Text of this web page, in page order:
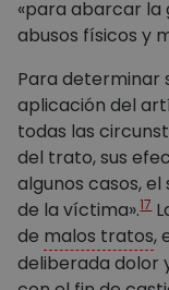
«para abarcar la
abusos físicos y
Para determinar
aplicación del
todas las
del trato, sus
algunos casos,
de la víctima».17
de malos tratos,
deliberada dolor